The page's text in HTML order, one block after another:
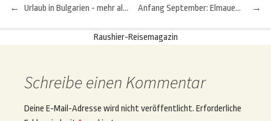
Beitragsnavigation
← Urlaub in Bulgarien - mehr als nur Goldstrand →
Anfang September: Elmauer Wanderwoche
Raushier-Reisemagazin
Schreibe einen Kommentar
Deine E-Mail-Adresse wird nicht veröffentlicht. Erforderliche